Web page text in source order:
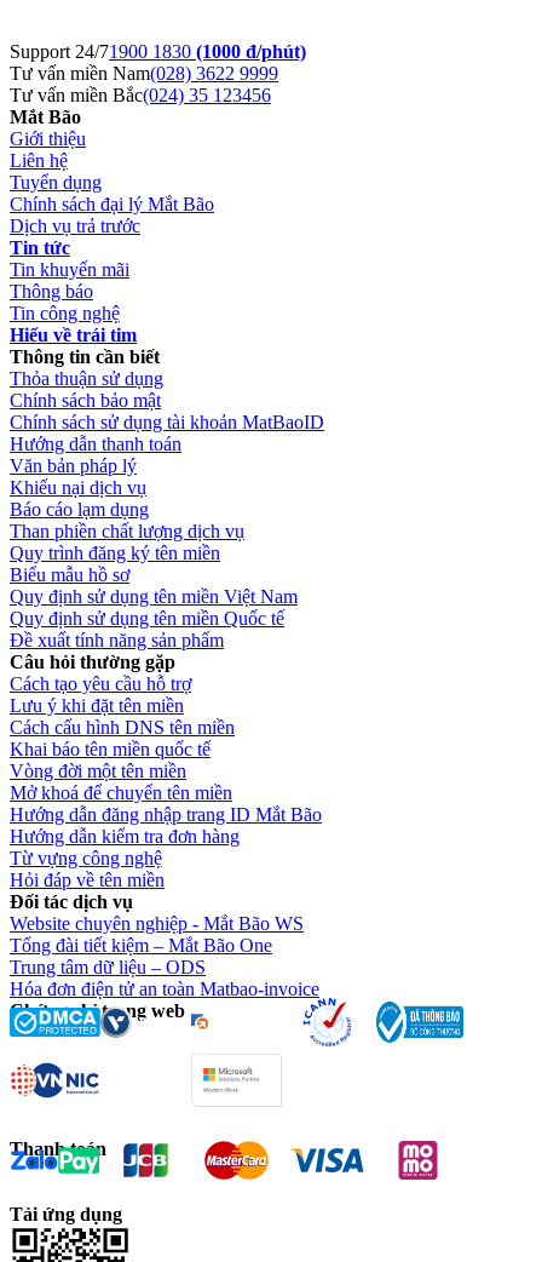
Support 24/71900 1830 (1000 đ/phút)
Tư vấn miền Nam(028) 3622 9999
Tư vấn miền Bắc(024) 35 123456
Mắt Bão
Giới thiệu
Liên hệ
Tuyển dụng
Chính sách đại lý Mắt Bão
Dịch vụ trả trước
Tin tức
Tin khuyến mãi
Thông báo
Tin công nghệ
Hiểu về trái tim
Thông tin cần biết
Thỏa thuận sử dụng
Chính sách bảo mật
Chính sách sử dụng tài khoản MatBaoID
Hướng dẫn thanh toán
Văn bản pháp lý
Khiếu nại dịch vụ
Báo cáo lạm dụng
Than phiền chất lượng dịch vụ
Quy trình đăng ký tên miền
Biểu mẫu hồ sơ
Quy định sử dụng tên miền Việt Nam
Quy định sử dụng tên miền Quốc tế
Đề xuất tính năng sản phẩm
Câu hỏi thường gặp
Cách tạo yêu cầu hỗ trợ
Lưu ý khi đặt tên miền
Cách cấu hình DNS tên miền
Khai báo tên miền quốc tế
Vòng đời một tên miền
Mở khoá để chuyển tên miền
Hướng dẫn đăng nhập trang ID Mắt Bão
Hướng dẫn kiểm tra đơn hàng
Từ vựng công nghệ
Hỏi đáp về tên miền
Đối tác dịch vụ
Website chuyên nghiệp - Mắt Bão WS
Tổng đài tiết kiệm – Mắt Bão One
Trung tâm dữ liệu – ODS
Hóa đơn điện tử an toàn Matbao-invoice
Chứng chỉ trang web
Thanh toán
Tải ứng dụng